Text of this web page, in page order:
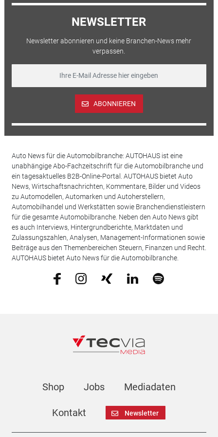
NEWSLETTER
Newsletter abonnieren und keine Branchen-News mehr
verpassen.
ABONNIEREN
Auto News für die Automobilbranche: AUTOHAUS ist eine
unabhängige Abo-Fachzeitschrift für die Automobilbranche und
ein tagesaktuelles B2B-Online-Portal. AUTOHAUS bietet Auto
News, Wirtschaftsnachrichten, Kommentare, Bilder und Videos
zu Automodellen, Automarken und Autoherstellern,
Automobilhandel und Werkstätten sowie Branchendienstleistern
für die gesamte Automobilbranche. Neben den Auto News gibt
es auch Interviews, Hintergrundberichte, Marktdaten und
Zulassungszahlen, Analysen, Management-Informationen sowie
Beiträge aus den Themenbereichen Steuern, Finanzen und Recht.
AUTOHAUS bietet Auto News für die Automobilbranche.
Shop Jobs Mediadaten
Kontakt Newsletter